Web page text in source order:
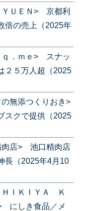
ＹＵＥＮ> 京都利
倍の売上（2025年
ｑ．ｍｅ> スナッ
２５万人超（2025
無添つくりおき>
スクで提供（2025
肉店> 池口精肉店
長（2025年4月10
ＨＩＫＩＹＡ Ｋ
にしき食品／メ